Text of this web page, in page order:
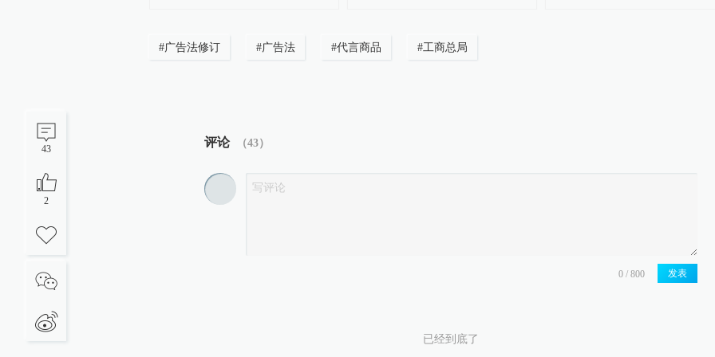
43
2
#广告法修订 #广告法 #代言商品 #工商总局
评论 （43）
发表
已经到底了